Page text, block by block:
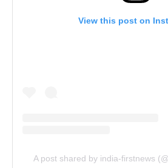
View this post on
A post shared by india-firstnews